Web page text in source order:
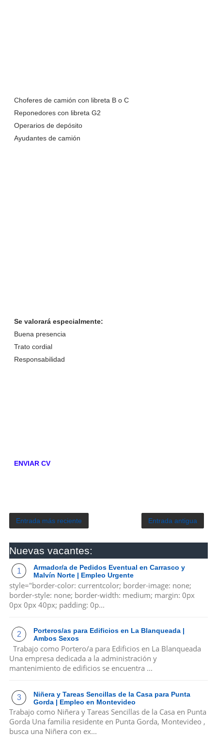
Choferes de camión con libreta B o C
Reponedores con libreta G2
Operarios de depósito
Ayudantes de camión
Se valorará especialmente:
Buena presencia
Trato cordial
Responsabilidad
ENVIAR CV
Entrada más reciente Entrada antigua
Nuevas vacantes:
Armador/a de Pedidos Eventual en Carrasco y
Malvín Norte | Empleo Urgente
style="border-color: currentcolor; border-image: none;
border-style: none; border-width: medium; margin: 0px
0px 0px 40px; padding: 0p...
Porteros/as para Edificios en La Blanqueada |
Ambos Sexos
Trabajo como Portero/a para Edificios en La Blanqueada
Una empresa dedicada a la administración y
mantenimiento de edificios se encuentra ...
Niñera y Tareas Sencillas de la Casa para Punta
Gorda | Empleo en Montevideo
Trabajo como Niñera y Tareas Sencillas de la Casa en Punta
Gorda Una familia residente en Punta Gorda, Montevideo ,
busca una Niñera con ex...